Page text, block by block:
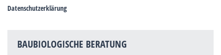
Datenschutzerklärung
BAUBIOLOGISCHE BERATUNG